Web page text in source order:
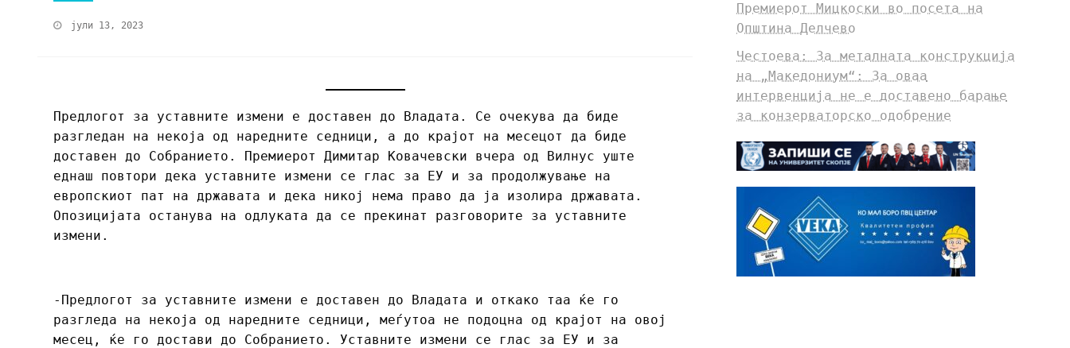
јули 13, 2023
Предлогот за уставните измени е доставен до Владата. Се очекува да биде
разгледан на некоја од наредните седници, а до крајот на месецот да биде
доставен до Собранието. Премиерот Димитар Ковачевски вчера од Вилнус уште
еднаш повтори дека уставните измени се глас за ЕУ и за продолжување на
европскиот пат на државата и дека никој нема право да ја изолира државата.
Опозицијата останува на одлуката да се прекинат разговорите за уставните
измени.
-Предлогот за уставните измени е доставен до Владата и откако таа ќе го
разгледа на некоја од наредните седници, меѓутоа не подоцна од крајот на овој
месец, ќе го достави до Собранието. Уставните измени се глас за ЕУ и за
Премиерот Мицкоски во посета на
Општина Делчево
Честоева: За металната конструкција
на „Македониум“: За оваа
интервенција не е доставено барање
за конзерваторско одобрение